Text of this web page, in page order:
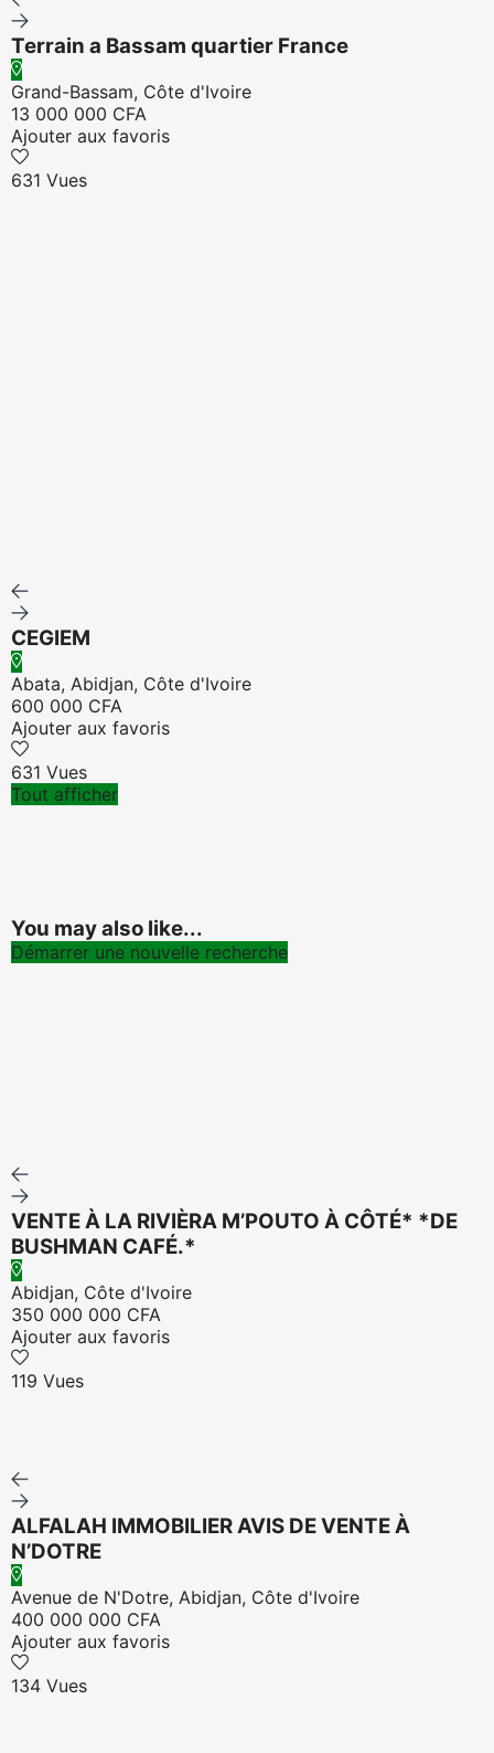
Terrain a Bassam quartier France
Grand-Bassam, Côte d'Ivoire
13 000 000 CFA
Ajouter aux favoris
631 Vues
CEGIEM
Abata, Abidjan, Côte d'Ivoire
600 000 CFA
Ajouter aux favoris
631 Vues
Tout afficher
You may also like...
Démarrer une nouvelle recherche
VENTE À LA RIVIÈRA M’POUTO À CÔTÉ* *DE
BUSHMAN CAFÉ.*
Abidjan, Côte d'Ivoire
350 000 000 CFA
Ajouter aux favoris
119 Vues
ALFALAH IMMOBILIER AVIS DE VENTE À
N’DOTRE
Avenue de N'Dotre, Abidjan, Côte d'Ivoire
400 000 000 CFA
Ajouter aux favoris
134 Vues